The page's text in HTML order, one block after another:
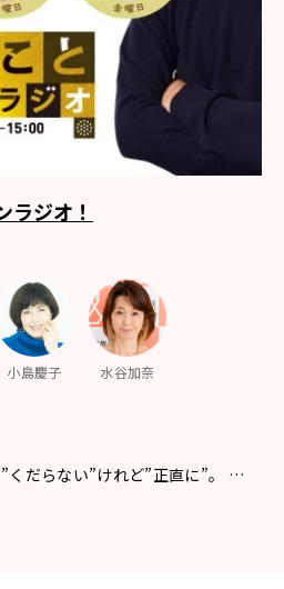
ラジオ！
小島慶子 水谷加奈
くだらない”けれど”正直に”。 …